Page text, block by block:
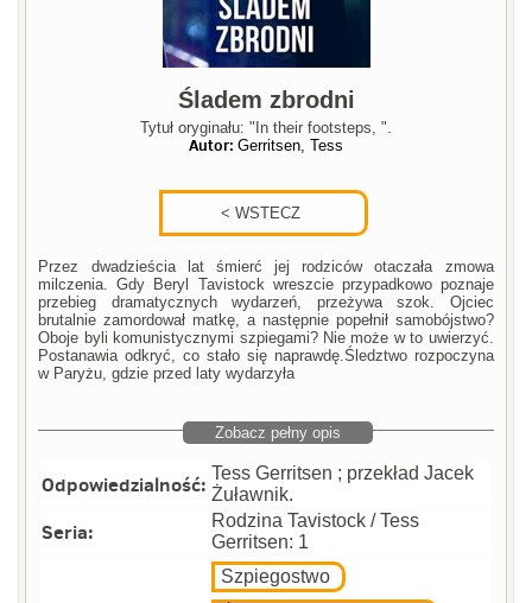
Śladem zbrodni
Tytuł oryginału: "In their footsteps, ".
Autor: Gerritsen, Tess
Przez dwadzieścia lat śmierć jej rodziców otaczała zmowa
milczenia. Gdy Beryl Tavistock wreszcie przypadkowo poznaje
przebieg dramatycznych wydarzeń, przeżywa szok. Ojciec
brutalnie zamordował matkę, a następnie popełnił samobójstwo?
Oboje byli komunistycznymi szpiegami? Nie może w to uwierzyć.
Postanawia odkryć, co stało się naprawdę.Śledztwo rozpoczyna
w Paryżu, gdzie przed laty wydarzyła
Zobacz pełny opis
Odpowiedzialność: Tess Gerritsen ; przekład Jacek
Żuławnik.
Seria:
Rodzina Tavistock / Tess
Gerritsen: 1
Szpiegostwo